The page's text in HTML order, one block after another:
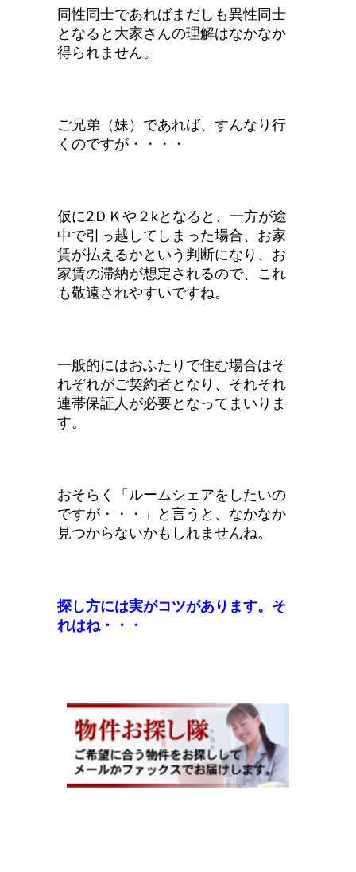
同性同士であればまだしも異性同士
となると大家さんの理解はなかなか
得られません。
ご兄弟（妹）であれば、すんなり行
くのですが・・・・
仮に2ＤＫや２kとなると、一方が途
中で引っ越してしまった場合、お家
賃が払えるかという判断になり、お
家賃の滞納が想定されるので、これ
も敬遠されやすいですね。
一般的にはおふたりで住む場合はそ
れぞれがご契約者となり、それそれ
連帯保証人が必要となってまいりま
す。
おそらく「ルームシェアをしたいの
ですが・・・」と言うと、なかなか
見つからないかもしれませんね。
探し方には実がコツがあります。そ
れはね・・・